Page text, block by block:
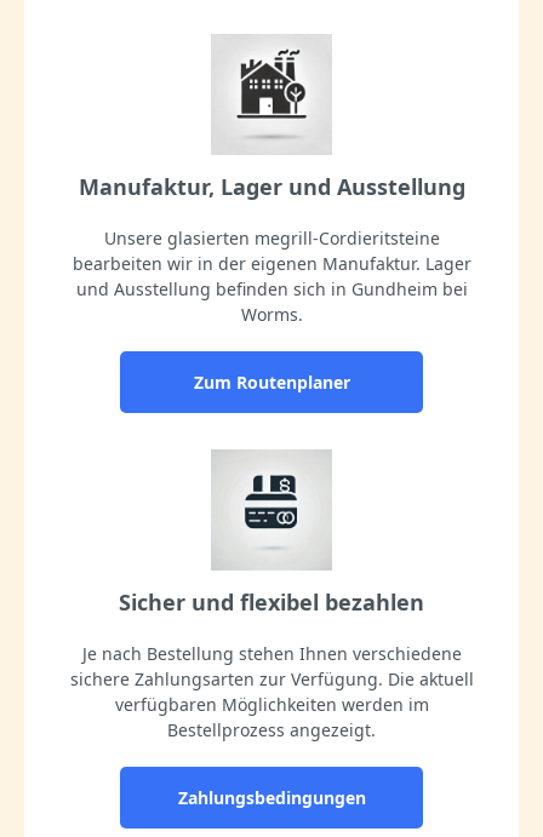
Manufaktur, Lager und Ausstellung
Unsere glasierten megrill-Cordieritsteine
bearbeiten wir in der eigenen Manufaktur. Lager
und Ausstellung befinden sich in Gundheim bei
Worms.
Zum Routenplaner
Sicher und flexibel bezahlen
Je nach Bestellung stehen Ihnen verschiedene
sichere Zahlungsarten zur Verfügung. Die aktuell
verfügbaren Möglichkeiten werden im
Bestellprozess angezeigt.
Zahlungsbedingungen